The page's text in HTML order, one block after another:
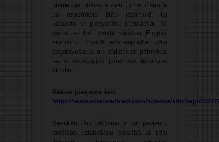
piemērotu pretvēža zāļu formu izstrāde
un reģistrācija būtu jāstimulē, lai
uzlabotu to pieejamību populācijai. Šī
darba rezultāti varētu palīdzēt Eiropas
standartu izveidē ekstemporālai zāļu
sagatavošanai un pārliecināt pētniekus
bērnu onkoloģijas jomā par turpmāko
virzību.
Raksts pieejams šeit:
https://www.sciencedirect.com/science/article/pii/
Savukārt otrs pētījums ir par pacientu
drošības uzlabošanu saistībā ar zāļu